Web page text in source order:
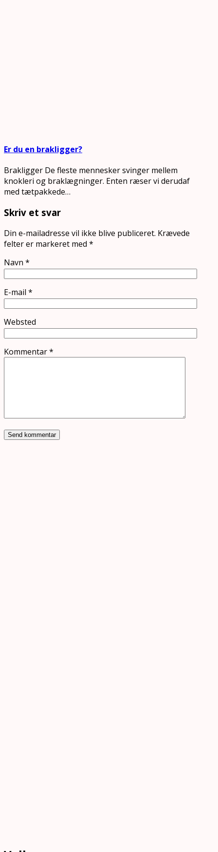
Er du en brakligger?
Brakligger De fleste mennesker svinger mellem
knokleri og braklægninger. Enten ræser vi derudaf
med tætpakkede…
Skriv et svar
Din e-mailadresse vil ikke blive publiceret. Krævede
felter er markeret med *
Navn *
E-mail *
Websted
Kommentar*